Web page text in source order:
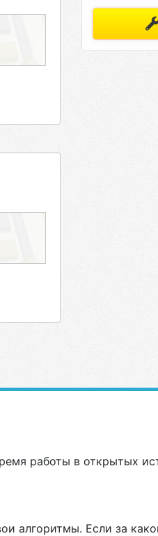
работы в открытых
алгоритмы. Если за